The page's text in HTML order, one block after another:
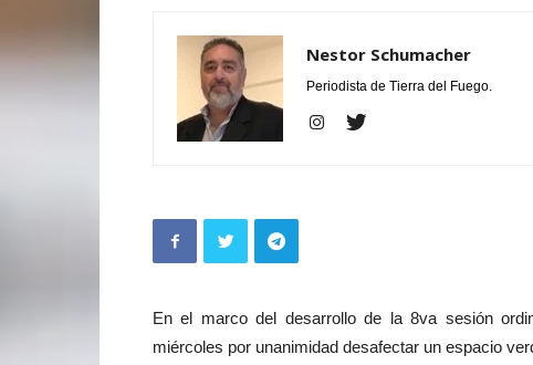
Nestor Schumacher
Periodista de Tierra del Fuego.
En el marco del desarrollo de la 8va sesión
miércoles por unanimidad desafectar un espacio